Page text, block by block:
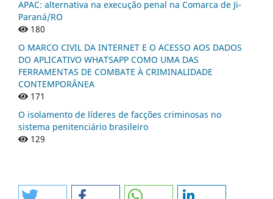
APAC: alternativa na execução penal na Comarca de Ji-
Paraná/RO
180
O MARCO CIVIL DA INTERNET E O ACESSO AOS DADOS
DO APLICATIVO WHATSAPP COMO UMA DAS
FERRAMENTAS DE COMBATE À CRIMINALIDADE
CONTEMPORÂNEA
171
O isolamento de líderes de facções criminosas no
sistema penitenciário brasileiro
129